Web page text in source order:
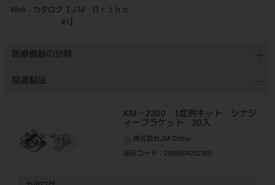
Web：カタログ【ＪＭ Ｏｒｔｈｏ
#1】
医療機器の分類
関連製品
KM－2300 1症例キット シナジ
ィーブラケット 20入
株式会社JM Ortho
品目コード ：2068504202300